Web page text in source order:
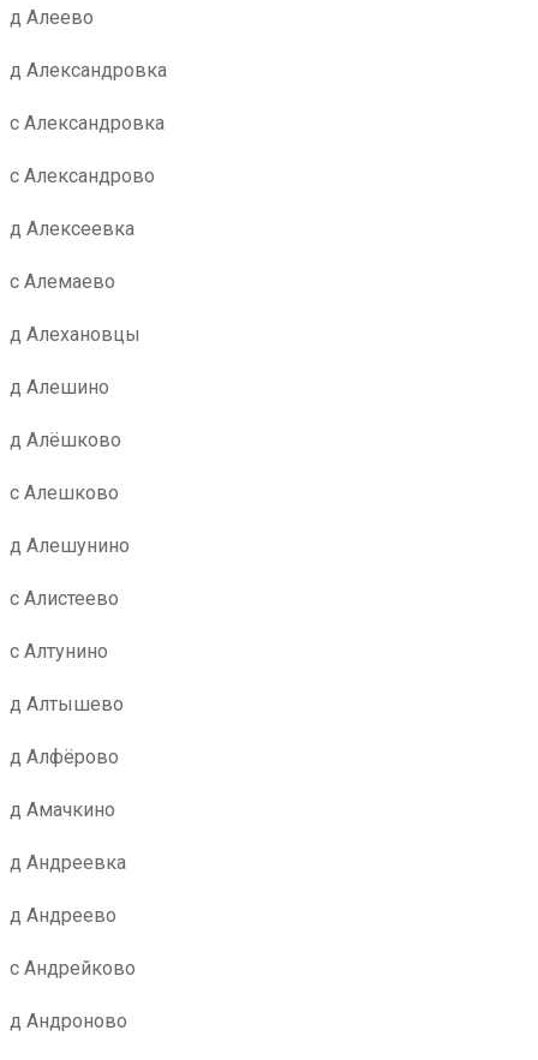
д Алеево
д Александровка
с Александровка
с Александрово
д Алексеевка
с Алемаево
д Алехановцы
д Алешино
д Алёшково
с Алешково
д Алешунино
с Алистеево
с Алтунино
д Алтышево
д Алфёрово
д Амачкино
д Андреевка
д Андреево
с Андрейково
д Андроново